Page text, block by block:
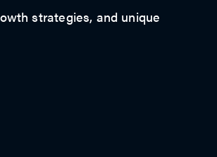
strategies, and unique